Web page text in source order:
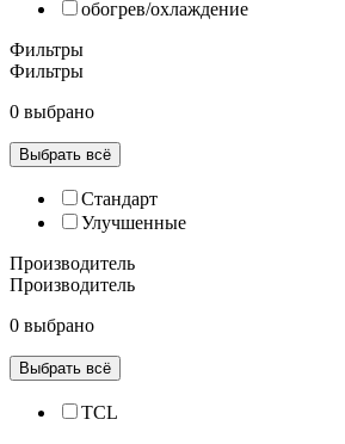
обогрев/охлаждение
Фильтры
Фильтры
0 выбрано
Выбрать всё
Cтандарт
Улучшенные
Производитель
Производитель
0 выбрано
Выбрать всё
TCL